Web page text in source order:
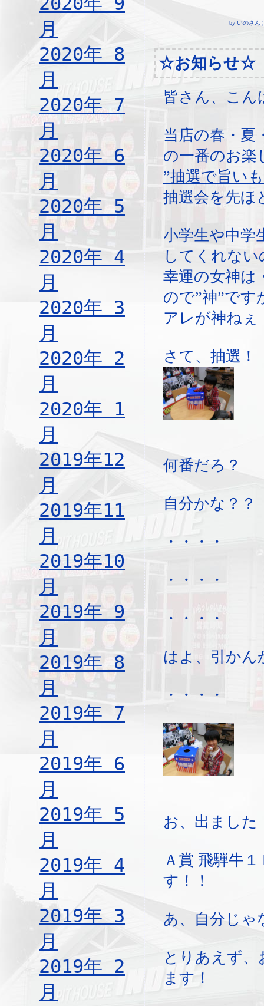
月
2020年 8
月
2020年 7
月
2020年 6
月
2020年 5
月
2020年 4
月
2020年 3
月
2020年 2
月
2020年 1
月
2019年12
月
2019年11
月
2019年10
月
2019年 9
月
2019年 8
月
2019年 7
月
2019年 6
月
2019年 5
月
2019年 4
月
2019年 3
月
2019年 2
月
by いのさん
☆お知らせ☆
皆さん、こん
当店の春・夏
の一番のお楽
”抽選で旨い
抽選会を先ほ
小学生や中学
してくれな
幸運の女神は
ので”神”です
アレが神ねぇ
さて、抽選！
何番だろ？
自分かな？
・・・・
・・・・
・・・・
はよ、引かん
・・・・
お、出ました
Ａ賞 飛騨牛
す！！
あ、自分じゃ
とりあえず
ます！